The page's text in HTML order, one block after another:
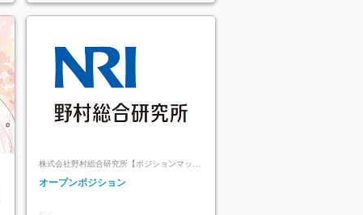
株式会社野村総合研究所【ポジションマッチ
オープンポジション